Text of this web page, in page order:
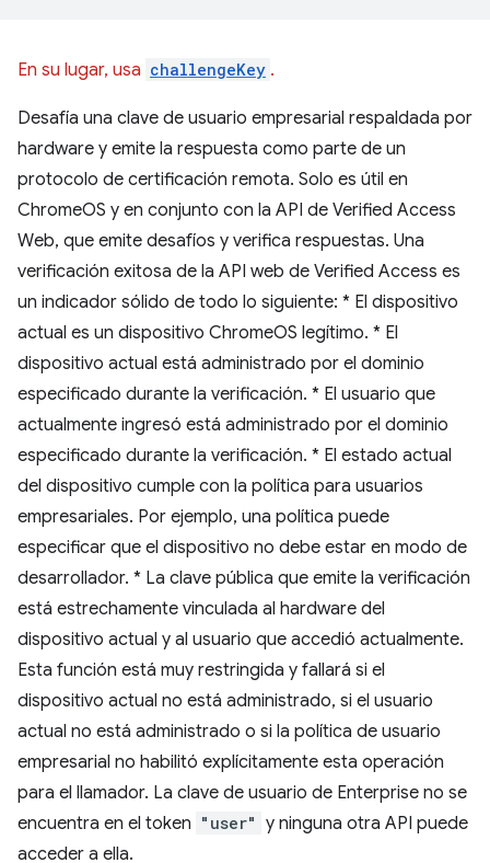
En su lugar, usa challengeKey .
Desafía una clave de usuario empresarial respaldada por
hardware y emite la respuesta como parte de un
protocolo de certificación remota. Solo es útil en
ChromeOS y en conjunto con la API de Verified Access
Web, que emite desafíos y verifica respuestas. Una
verificación exitosa de la API web de Verified Access es
un indicador sólido de todo lo siguiente: * El dispositivo
actual es un dispositivo ChromeOS legítimo. * El
dispositivo actual está administrado por el dominio
especificado durante la verificación. * El usuario que
actualmente ingresó está administrado por el dominio
especificado durante la verificación. * El estado actual
del dispositivo cumple con la política para usuarios
empresariales. Por ejemplo, una política puede
especificar que el dispositivo no debe estar en modo de
desarrollador. * La clave pública que emite la verificación
está estrechamente vinculada al hardware del
dispositivo actual y al usuario que accedió actualmente.
Esta función está muy restringida y fallará si el
dispositivo actual no está administrado, si el usuario
actual no está administrado o si la política de usuario
empresarial no habilitó explícitamente esta operación
para el llamador. La clave de usuario de Enterprise no se
encuentra en el token "user" y ninguna otra API puede
acceder a ella.